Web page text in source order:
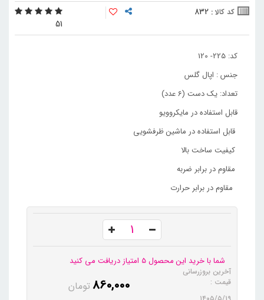
کد کالا : 832
51
کد: 225- 120
جنس : اپال گلس
تعداد: یک دست (6 عدد)
قابل استفاده در مایکروویو
قابل استفاده در ماشین ظرفشویی
کیفیت ساخت بالا
مقاوم در برابر ضربه
مقاوم در برابر حرارت
شما با خرید این محصول 5 امتیاز دریافت می کنید
آخرین بروزرسانی
قیمت :
860,000 تومان